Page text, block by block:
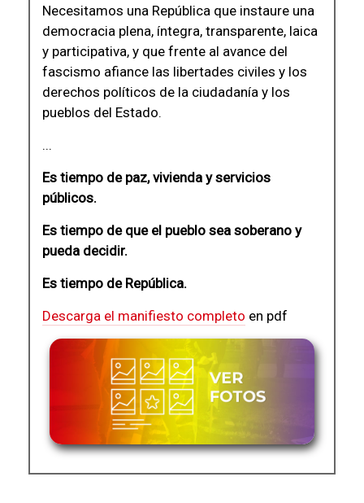
Necesitamos una República que instaure una
democracia plena, íntegra, transparente, laica
y participativa, y que frente al avance del
fascismo afiance las libertades civiles y los
derechos políticos de la ciudadanía y los
pueblos del Estado.
...
Es tiempo de paz, vivienda y servicios
públicos.
Es tiempo de que el pueblo sea soberano y
pueda decidir.
Es tiempo de República.
Descarga el manifiesto completo en pdf